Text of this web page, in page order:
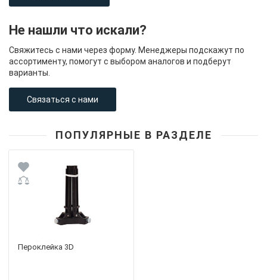
Не нашли что искали?
Свяжитесь с нами через форму. Менеджеры подскажут по
ассортименту, помогут с выбором аналогов и подберут
варианты.
Связаться с нами
ПОПУЛЯРНЫЕ В РАЗДЕЛЕ
Пероклейка 3D